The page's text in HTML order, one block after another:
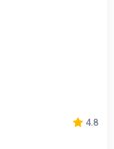
4.8